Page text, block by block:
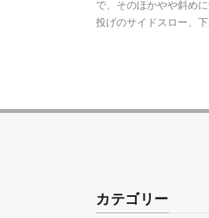
で、そのほかやや斜め
投げのサイドスロー、
カテゴリー